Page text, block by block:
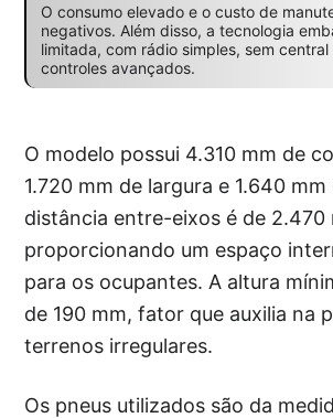
O consumo elevado e o custo de
negativos. Além disso, a tecnologia
limitada, com rádio simples, sem central
controles avançados.
O modelo possui 4.310 mm de
1.720 mm de largura e 1.640
distância entre-eixos é de 2.470
proporcionando um espaço
para os ocupantes. A altura
de 190 mm, fator que auxilia na
terrenos irregulares.
Os pneus utilizados são da